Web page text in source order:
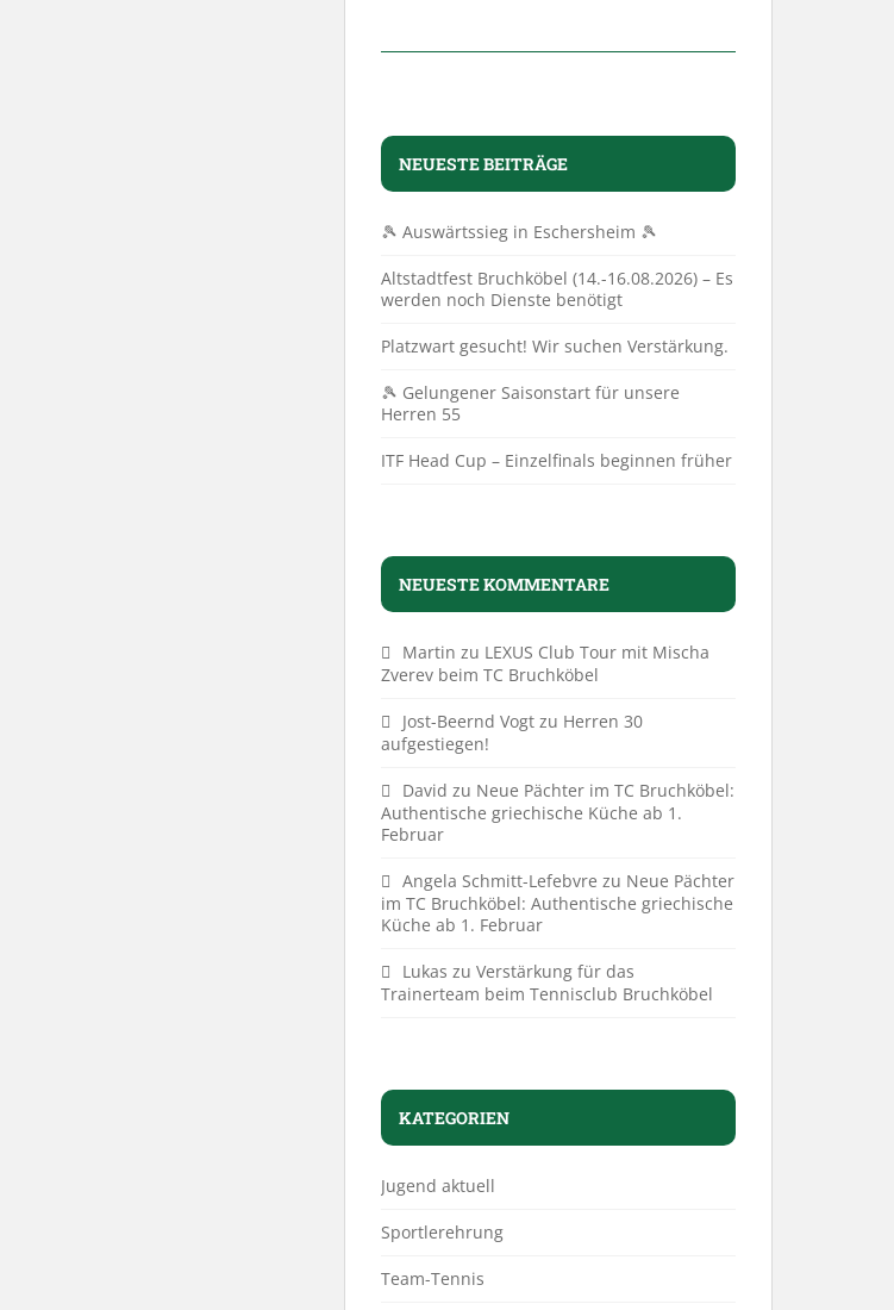
NEUESTE BEITRÄGE
🎾 Auswärtssieg in Eschersheim 🎾
Altstadtfest Bruchköbel (14.-16.08.2026) – Es
werden noch Dienste benötigt
Platzwart gesucht! Wir suchen Verstärkung.
🎾 Gelungener Saisonstart für unsere
Herren 55
ITF Head Cup – Einzelfinals beginnen früher
NEUESTE KOMMENTARE
Martin zu LEXUS Club Tour mit Mischa
Zverev beim TC Bruchköbel
Jost-Beernd Vogt zu Herren 30
aufgestiegen!
David zu Neue Pächter im TC Bruchköbel:
Authentische griechische Küche ab 1.
Februar
Angela Schmitt-Lefebvre zu Neue Pächter
im TC Bruchköbel: Authentische griechische
Küche ab 1. Februar
Lukas zu Verstärkung für das
Trainerteam beim Tennisclub Bruchköbel
KATEGORIEN
Jugend aktuell
Sportlerehrung
Team-Tennis